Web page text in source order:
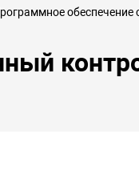
обеспечение